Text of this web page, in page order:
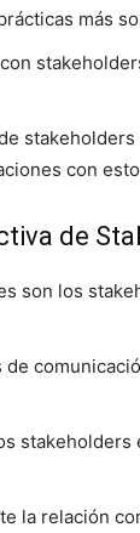
más
con
de
son los
de
stakeholders
la relación